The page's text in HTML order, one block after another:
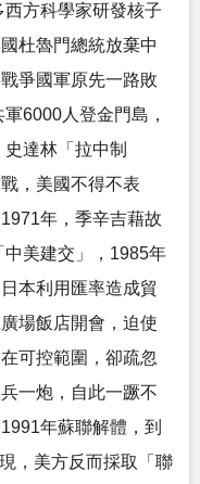
方科學家研發核子
杜魯門總統放棄中
爭國軍原先一路敗
6000人登金門島，
達林「拉中制
，美國不得不表
年，季辛吉藉故
美建交」，1985年
本利用匯率造成貿
場飯店開會，迫使
可控範圍，卻疏忽
一炮，自此一蹶不
年蘇聯解體，到
，美方反而採取「聯